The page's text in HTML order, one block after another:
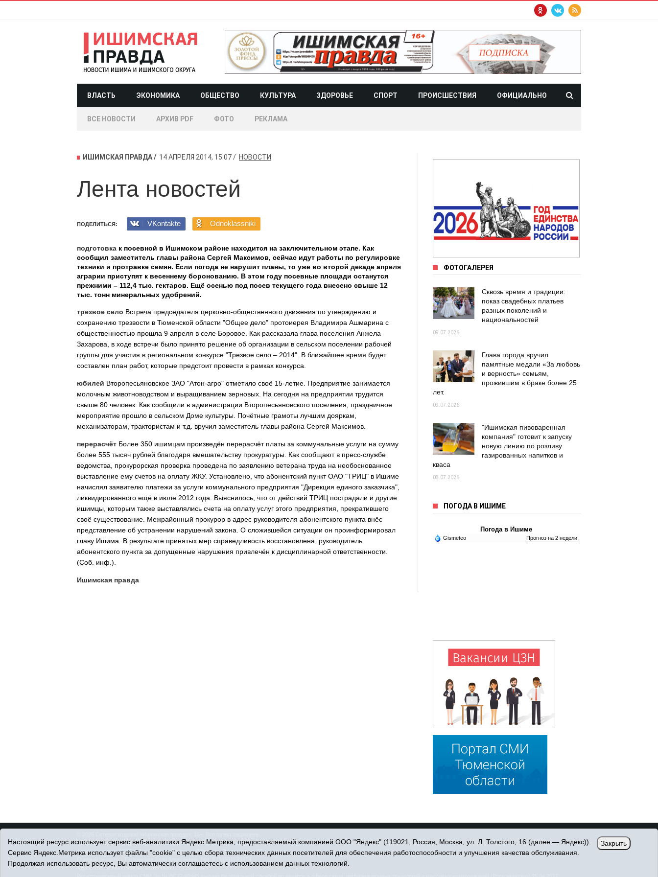
ВЛАСТЬ ЭКОНОМИКА ОБЩЕСТВО КУЛЬТУРА ЗДОРОВЬЕ СПОРТ ПРОИСШЕСТВИЯ ОФИЦИАЛЬНО
ВСЕ НОВОСТИ АРХИВ PDF ФОТО РЕКЛАМА
ИШИМСКАЯ ПРАВДА 14 АПРЕЛЯ 2014, 15:07 НОВОСТИ
Лента новостей
ПОДЕЛИТЬСЯ: VKontakte Odnoklassniki
подготовка к посевной в Ишимском районе находится на заключительном этапе. Как
сообщил заместитель главы района Сергей Максимов, сейчас идут работы по регулировке
техники и протравке семян. Если погода не нарушит планы, то уже во второй декаде апреля
аграрии приступят к весеннему боронованию. В этом году посевные площади останутся
прежними – 112,4 тыс. гектаров. Ещё осенью под посев текущего года внесено свыше 12
тыс. тонн минеральных удобрений.
трезвое село Встреча председателя церковно-общественного движения по утверждению и
сохранению трезвости в Тюменской области "Общее дело" протоиерея Владимира Ашмарина с
общественностью прошла 9 апреля в селе Боровое. Как рассказала глава поселения Анжела
Захарова, в ходе встречи было принято решение об организации в сельском поселении рабочей
группы для участия в региональном конкурсе "Трезвое село – 2014". В ближайшее время будет
составлен план работ, которые предстоит провести в рамках конкурса.
юбилей Второпесьяновское ЗАО "Атон-агро" отметило своё 15-летие. Предприятие занимается
молочным животноводством и выращиванием зерновых. На сегодня на предприятии трудится
свыше 80 человек. Как сообщили в администрации Второпесьяновского поселения, праздничное
мероприятие прошло в сельском Доме культуры. Почётные грамоты лучшим дояркам,
механизаторам, трактористам и т.д. вручил заместитель главы района Сергей Максимов.
перерасчёт Более 350 ишимцам произведён перерасчёт платы за коммунальные услуги на сумму
более 555 тысяч рублей благодаря вмешательству прокуратуры. Как сообщают в пресс-службе
ведомства, прокурорская проверка проведена по заявлению ветерана труда на необоснованное
выставление ему счетов на оплату ЖКУ. Установлено, что абонентский пункт ОАО "ТРИЦ" в Ишиме
начислял заявителю платежи за услуги коммунального предприятия "Дирекция единого заказчика",
ликвидированного ещё в июле 2012 года. Выяснилось, что от действий ТРИЦ пострадали и другие
ишимцы, которым также выставлялись счета на оплату услуг этого предприятия, прекратившего
своё существование. Межрайонный прокурор в адрес руководителя абонентского пункта внёс
представление об устранении нарушений закона. О сложившейся ситуации он проинформировал
главу Ишима. В результате принятых мер справедливость восстановлена, руководитель
абонентского пункта за допущенные нарушения привлечён к дисциплинарной ответственности.
(Соб. инф.).
Ишимская правда
ФОТОГАЛЕРЕЯ
Сквозь время и традиции:
показ свадебных платьев
разных поколений и
национальностей
09.07.2026
Глава города вручил
памятные медали «За любовь
и верность» семьям,
прожившим в браке более 25
лет.
09.07.2026
"Ишимская пивоваренная
компания" готовит к запуску
новую линию по розливу
газированных напитков и
кваса
08.07.2026
ПОГОДА В ИШИМЕ
Погода в Ишиме
Gismeteo Прогноз на 2 недели
© При использовании материалов ссылка обязательна.
Адрес редакции: 627750 Тюменская область, г. Ишим, ул. Пономарёва, 39.
Адрес электронной почты:IshimPravda-1@obl72.ru
Настоящий ресурс использует сервис веб-аналитики Яндекс.Метрика, предоставляемый компанией ООО "Яндекс" (119021, Россия, Москва, ул. Л. Толстого, 16 (далее — Яндекс)).
Сервис Яндекс.Метрика использует файлы "cookie" с целью сбора технических данных посетителей для обеспечения работоспособности и улучшения качества обслуживания.
Продолжая использовать ресурс, Вы автоматически соглашаетесь с использованием данных технологий.
Закрыть